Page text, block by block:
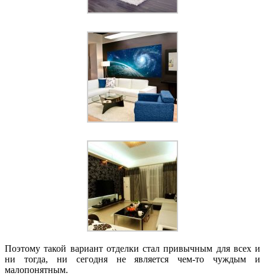
Поэтому такой вариант отделки стал привычным для всех и
ни тогда, ни сегодня не является чем-то чуждым и
малопонятным.